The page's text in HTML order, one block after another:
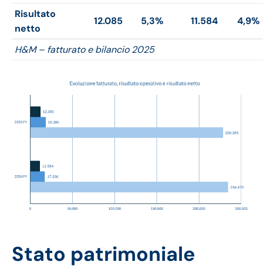
Risultato
netto
12.085 5,3% 11.584 4,9%
H&M – fatturato e bilancio 2025
Stato patrimoniale